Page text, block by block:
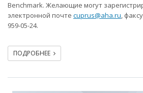
Benchmark. Желающие могут
электронной почте cuprus@aha.ru,
959-05-24.
ПОДРОБНЕЕ